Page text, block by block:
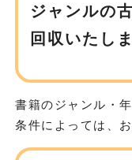
ジャンルの
回収いたし
書籍のジャンル・
条件によっては、